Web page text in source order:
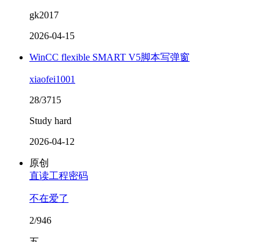
gk2017
2026-04-15
WinCC flexible SMART V5脚本写弹窗
xiaofei1001
28/3715
Study hard
2026-04-12
原创
直读工程密码
不在爱了
2/946